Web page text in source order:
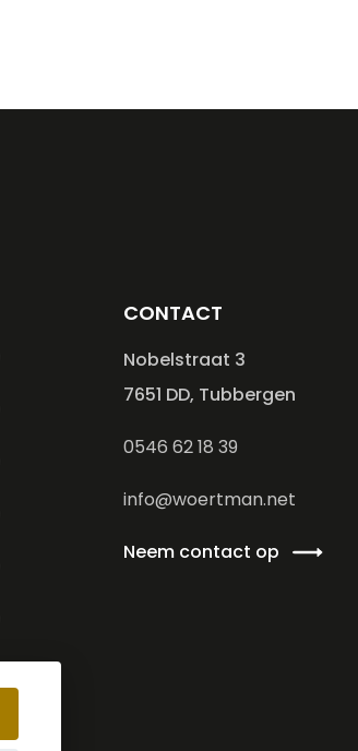
CONTACT
Nobelstraat 3
7651 DD, Tubbergen
0546 62 18 39
info@woertman.net
Neem contact op